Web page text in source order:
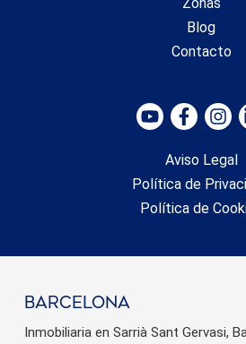
Blog
Contacto
Aviso Legal
Política de
Política de
barcelona
Inmobiliaria en Sarrià Sant Gervasi,